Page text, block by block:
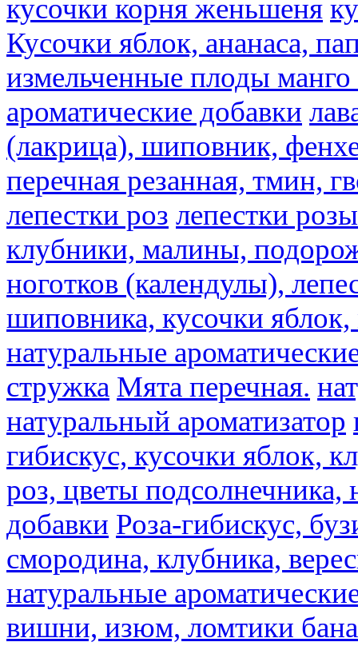
кусочки корня женьшеня
Кусочки яблок, ананаса,
измельченные плоды
ароматические добавки
(лакрица), шиповник,
перечная резанная, тмин,
лепестки роз лепестки розы
клубники, малины,
ноготков (календулы),
шиповника, кусочки
натуральные
стружка Мята перечная.
натуральный ароматизатор
гибискус, кусочки яблок,
роз, цветы подсолнечника,
добавки Роза-гибискус,
смородина, клубника,
натуральные
вишни, изюм, ломтики